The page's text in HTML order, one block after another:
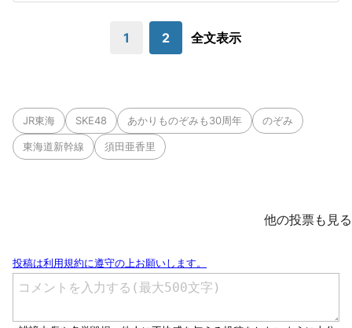
1 2 全文表示
JR東海 SKE48 あかりものぞみも30周年 のぞみ
東海道新幹線 須田亜香里
他の投票も見る